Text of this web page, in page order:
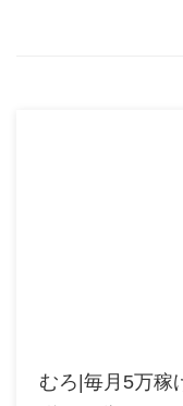
むろ|毎月5万稼